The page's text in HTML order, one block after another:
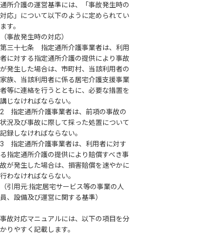
通所介護の運営基準には、「事故発生時の
対応」について以下のように定められてい
ます。
（事故発生時の対応）
第三十七条 指定通所介護事業者は、利用
者に対する指定通所介護の提供により事故
が発生した場合は、市町村、当該利用者の
家族、当該利用者に係る居宅介護支援事業
者等に連絡を行うとともに、必要な措置を
講じなければならない。
2 指定通所介護事業者は、前項の事故の
状況及び事故に際して採った処置について
記録しなければならない。
3 指定通所介護事業者は、利用者に対す
る指定通所介護の提供により賠償すべき事
故が発生した場合は、損害賠償を速やかに
行わなければならない。
（引用元:指定居宅サービス等の事業の人
員、設備及び運営に関する基準）
事故対応マニュアルには、以下の項目を分
かりやすく記載します。